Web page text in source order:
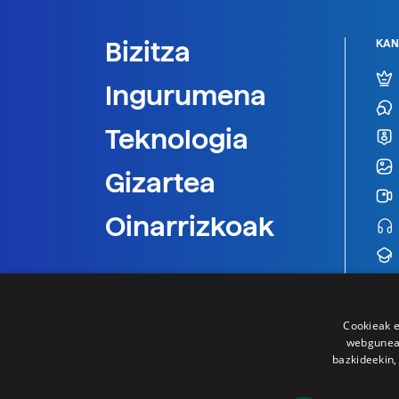
Bizitza
Ingurumena
Teknologia
Gizartea
Oinarrizkoak
Cookieak